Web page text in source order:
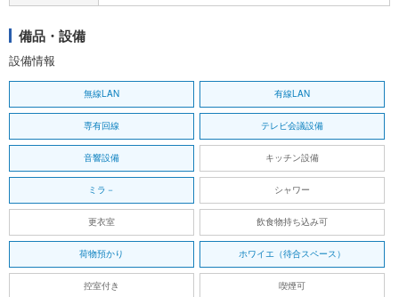
備品・設備
設備情報
無線LAN 有線LAN
専有回線 テレビ会議設備
音響設備 キッチン設備
ミラ－ シャワー
更衣室 飲食物持ち込み可
荷物預かり ホワイエ（待合スペース）
控室付き 喫煙可